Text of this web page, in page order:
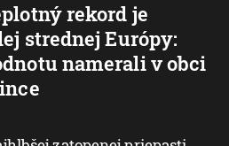
rekord je
strednej Európy:
namerali v obci